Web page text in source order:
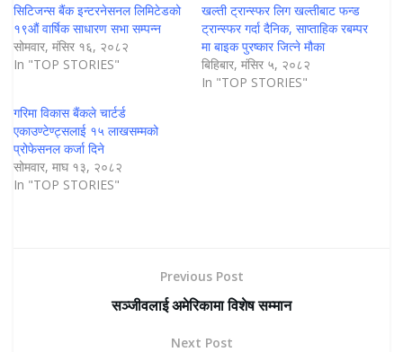
सिटिजन्स बैंक इन्टरनेसनल लिमिटेडको
१९औं वार्षिक साधारण सभा सम्पन्न
सोमवार, मंसिर १६, २०८२
In "TOP STORIES"
खल्ती ट्रान्स्फर लिग खल्तीबाट फन्ड
ट्रान्स्फर गर्दा दैनिक, साप्ताहिक रबम्पर
मा बाइक पुरष्कार जित्ने मौका
बिहिबार, मंसिर ५, २०८२
In "TOP STORIES"
गरिमा विकास बैंकले चार्टर्ड
एकाउण्टेण्ट्सलाई १५ लाखसम्मको
प्रोफेसनल कर्जा दिने
सोमवार, माघ १३, २०८२
In "TOP STORIES"
Previous Post
सञ्जीवलाई अमेरिकामा विशेष सम्मान
Next Post